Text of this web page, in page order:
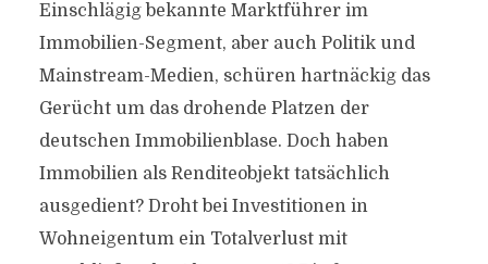
Einschlägig bekannte Marktführer im
Immobilien-Segment, aber auch Politik und
Mainstream-Medien, schüren hartnäckig das
Gerücht um das drohende Platzen der
deutschen Immobilienblase. Doch haben
Immobilien als Renditeobjekt tatsächlich
ausgedient? Droht bei Investitionen in
Wohneigentum ein Totalverlust mit